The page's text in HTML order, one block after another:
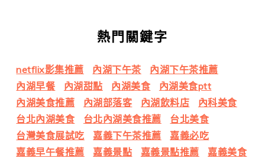
熱門關鍵字
netflix影集推薦 內湖下午茶
內湖下午茶推薦
內湖早餐
內湖甜點 內湖美食
內湖美食ptt
內湖美食推薦
內湖部落客 內湖飲料店
內科美食
台北內湖美食
台北內湖美食推薦
台北美食
台灣美食展試吃
嘉義下午茶推薦
嘉義必吃
嘉義早午餐推薦
嘉義景點 嘉義景點推薦
嘉義美食